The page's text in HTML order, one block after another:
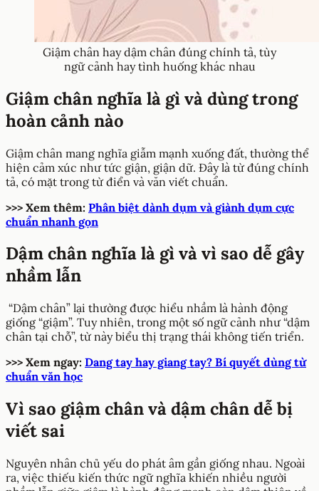
Giậm chân hay dậm chân đúng chính tả, tùy
ngữ cảnh hay tình huống khác nhau
Giậm chân nghĩa là gì và dùng trong
hoàn cảnh nào
Giậm chân mang nghĩa giẫm mạnh xuống đất, thường thể
hiện cảm xúc như tức giận, giận dữ. Đây là từ đúng chính
tả, có mặt trong từ điển và văn viết chuẩn.
>>> Xem thêm: Phân biệt dành dụm và giành dụm cực
chuẩn nhanh gọn
Dậm chân nghĩa là gì và vì sao dễ gây
nhầm lẫn
“Dậm chân” lại thường được hiểu nhầm là hành động
giống “giậm”. Tuy nhiên, trong một số ngữ cảnh như “dậm
chân tại chỗ”, từ này biểu thị trạng thái không tiến triển.
>>> Xem ngay: Dang tay hay giang tay? Bí quyết dùng từ
chuẩn văn học
Vì sao giậm chân và dậm chân dễ bị
viết sai
Nguyên nhân chủ yếu do phát âm gần giống nhau. Ngoài
ra, việc thiếu kiến thức ngữ nghĩa khiến nhiều người